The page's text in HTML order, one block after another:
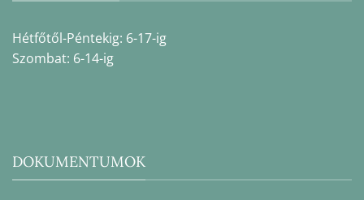
Hétfőtől-Péntekig: 6-17-ig
Szombat: 6-14-ig
DOKUMENTUMOK